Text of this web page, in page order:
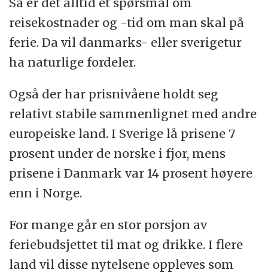
reisekostnader og -tid om man skal på
ferie. Da vil danmarks- eller sverigetur
ha naturlige fordeler.
Også der har prisnivåene holdt seg
relativt stabile sammenlignet med andre
europeiske land. I Sverige lå prisene 7
prosent under de norske i fjor, mens
prisene i Danmark var 14 prosent høyere
enn i Norge.
For mange går en stor porsjon av
feriebudsjettet til mat og drikke. I flere
land vil disse nytelsene oppleves som